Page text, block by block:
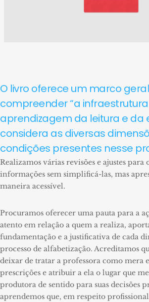
O livro oferece um marco
compreender “a
aprendizagem da leitura e da
considera as diversas
condições presentes nesse
Realizamos várias revisões e ajustes para
informações sem simplificá-las, mas
maneira acessível.
Procuramos oferecer uma pauta para a
atento em relação a quem a realiza,
fundamentação e a justificativa de cada
processo de alfabetização. Acreditamos
deixar de tratar a professora como mera
prescrições e atribuir a ela o lugar que
produtora de sentido para suas decisões
aprendemos que, em respeito